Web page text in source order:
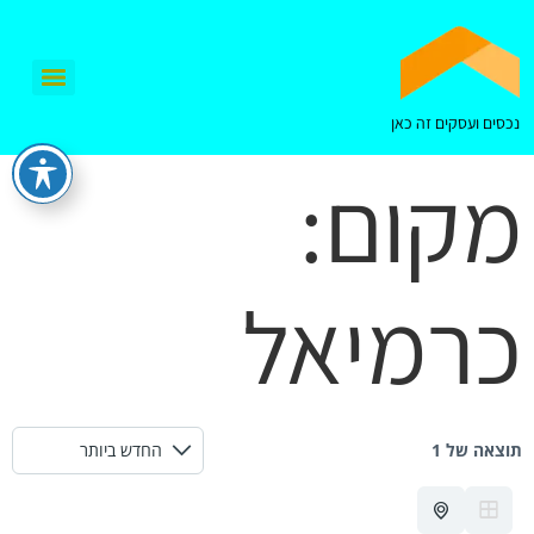
נכסים ועסקים זה כאן
מקום:
כרמיאל
תוצאה של 1